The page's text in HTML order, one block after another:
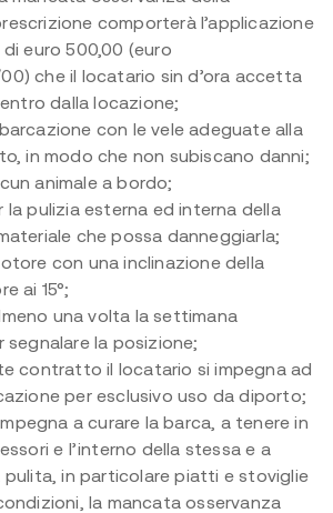
comporterà l’applicazione
euro 500,00 (euro
che il locatario sin d’ora accetta
dalla locazione;
con le vele adeguate alla
in modo che non subiscano danni;
animale a bordo;
la pulizia esterna ed interna della
che possa danneggiarla;
con una inclinazione della
ai 15°;
una volta la settimana
segnalare la posizione;
contratto il locatario si impegna ad
per esclusivo uso da diporto;
a curare la barca, a tenere in
e l’interno della stessa e a
pulita, in particolare piatti e stoviglie
la mancata osservanza